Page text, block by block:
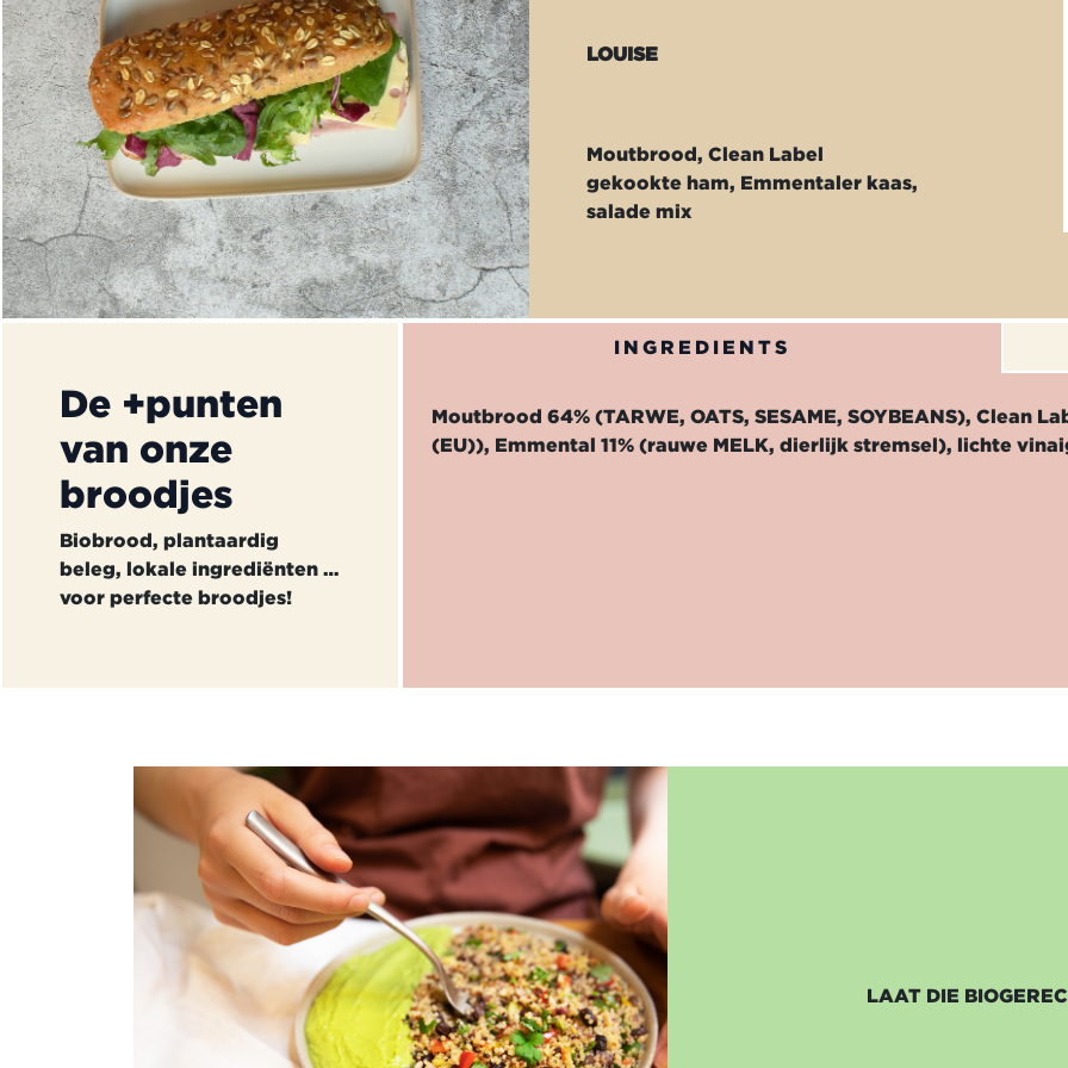
LOUISE
Moutbrood, Clean Label
gekookte ham, Emmentaler kaas,
salade mix
De +punten
van onze
broodjes
Biobrood, plantaardig
beleg, lokale ingrediënten …
voor perfecte broodjes!
INGREDIENTS
Moutbrood 64% (TARWE, OATS, SESAME, SOYBEANS), Clean
(EU)), Emmental 11% (rauwe MELK, dierlijk stremsel), lichte
LAAT DIE